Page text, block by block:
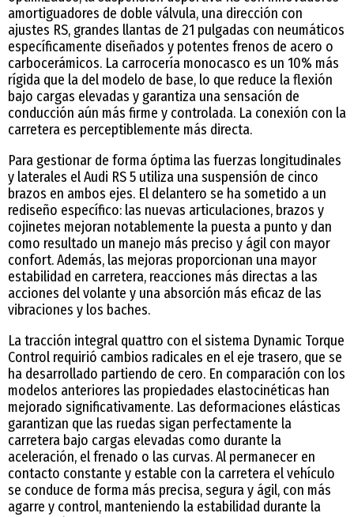
amortiguadores de doble válvula, una dirección con
ajustes RS, grandes llantas de 21 pulgadas con neumáticos
específicamente diseñados y potentes frenos de acero o
carbocerámicos. La carrocería monocasco es un 10% más
rígida que la del modelo de base, lo que reduce la flexión
bajo cargas elevadas y garantiza una sensación de
conducción aún más firme y controlada. La conexión con la
carretera es perceptiblemente más directa.
Para gestionar de forma óptima las fuerzas longitudinales
y laterales el Audi RS 5 utiliza una suspensión de cinco
brazos en ambos ejes. El delantero se ha sometido a un
rediseño específico: las nuevas articulaciones, brazos y
cojinetes mejoran notablemente la puesta a punto y dan
como resultado un manejo más preciso y ágil con mayor
confort. Además, las mejoras proporcionan una mayor
estabilidad en carretera, reacciones más directas a las
acciones del volante y una absorción más eficaz de las
vibraciones y los baches.
La tracción integral quattro con el sistema Dynamic Torque
Control requirió cambios radicales en el eje trasero, que se
ha desarrollado partiendo de cero. En comparación con los
modelos anteriores las propiedades elastocinéticas han
mejorado significativamente. Las deformaciones elásticas
garantizan que las ruedas sigan perfectamente la
carretera bajo cargas elevadas como durante la
aceleración, el frenado o las curvas. Al permanecer en
contacto constante y estable con la carretera el vehículo
se conduce de forma más precisa, segura y ágil, con más
agarre y control, manteniendo la estabilidad durante la